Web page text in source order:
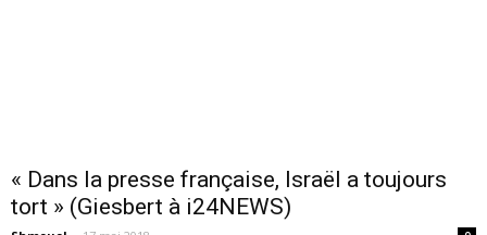
« Dans la presse française, Israël a toujours
tort » (Giesbert à i24NEWS)